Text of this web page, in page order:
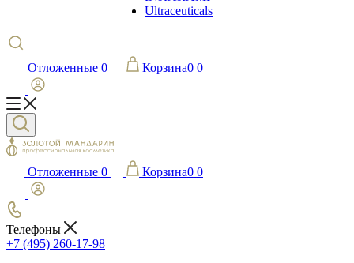
Ultraceuticals
Отложенные 0 Корзина0 0
Отложенные 0 Корзина0 0
Телефоны
+7 (495) 260-17-98